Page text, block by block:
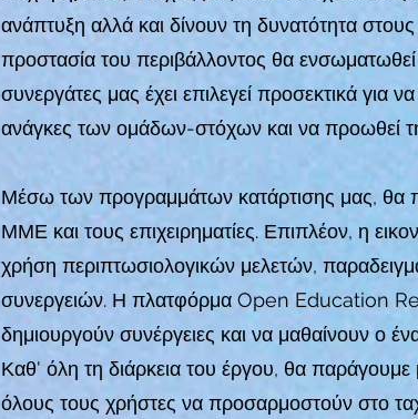
ανάπτυξη αλλά και δίνουν τη δυνατότητα
προστασία του περιβάλλοντος θα
συνεργάτες μας έχει επιλεγεί προσεκτικά
ανάγκες των ομάδων-στόχων και να προωθεί
Μέσω των προγραμμάτων κατάρτισης μας, θα
ΜΜΕ και τους επιχειρηματίες. Επιπλέον, η
χρήση περιπτωσιολογικών μελετών,
συνεργειών. Η πλατφόρμα Open Education
δημιουργούν συνέργειες και να μαθαίνουν ο
Καθ' όλη τη διάρκεια του έργου, θα παράγουμε
όλους τους χρήστες να προσαρμοστούν στο